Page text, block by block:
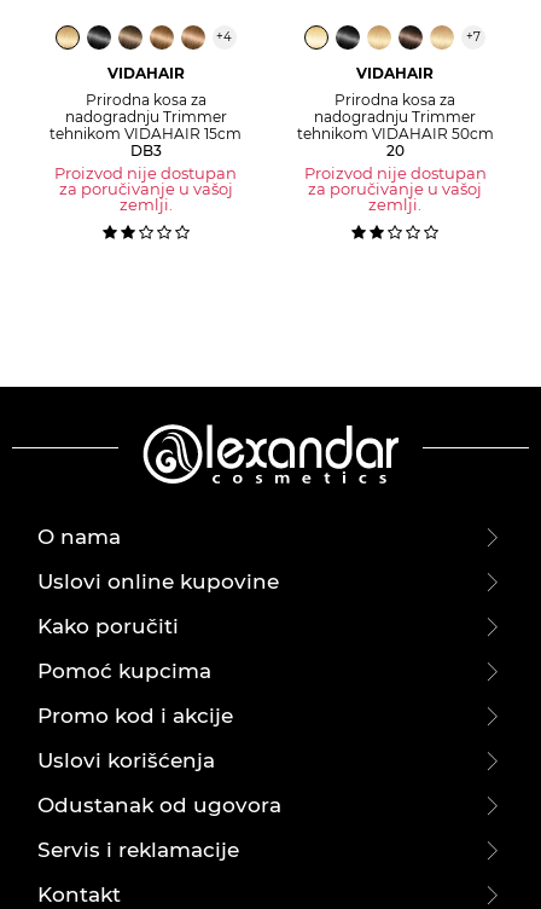
+4
VIDAHAIR
Prirodna kosa za
nadogradnju Trimmer
tehnikom VIDAHAIR 15cm
DB3
Proizvod nije dostupan
za poručivanje u vašoj
zemlji.
+7
VIDAHAIR
Prirodna kosa za
nadogradnju Trimmer
tehnikom VIDAHAIR 50cm
20
Proizvod nije dostupan
za poručivanje u vašoj
zemlji.
O nama
Uslovi online kupovine
Kako poručiti
Pomoć kupcima
Promo kod i akcije
Uslovi korišćenja
Odustanak od ugovora
Servis i reklamacije
Kontakt